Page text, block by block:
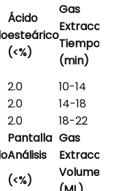
Ácido
esteárico
(<%)
Gas
Tiempo
(min)
2.0
10-14
2.0
14-18
2.0
18-22
Pantalla Gas
Análisis
(<%)
Volumen